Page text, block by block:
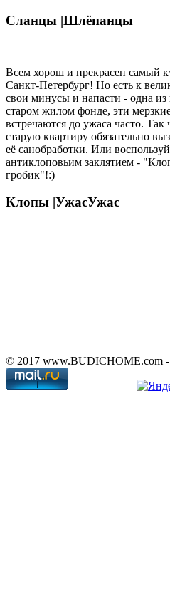
Сланцы |Шлёпанцы
Всем хорош и прекрасен самый
Санкт-Петербург! Но есть к
свои минусы и напасти - одна
старом жилом фонде, эти
встречаются до ужаса часто.
старую квартиру обязательно
её санобработки. Или
антиклоповьим заклятием -
гробик"!:)
Клопы |УжасУжас
© 2017 www.BUDICHOME.com -